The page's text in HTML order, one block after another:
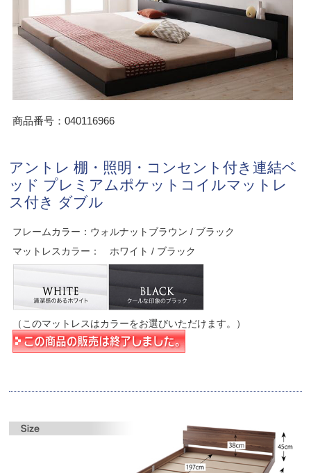
商品番号：040116966
アントレ 棚・照明・コンセント付き連結ベ
ッド プレミアムポケットコイルマットレ
ス付き ダブル
フレームカラー：ウォルナットブラウン / ブラック
マットレスカラー： ホワイト / ブラック
（このマットレスはカラーをお選びいただけます。）